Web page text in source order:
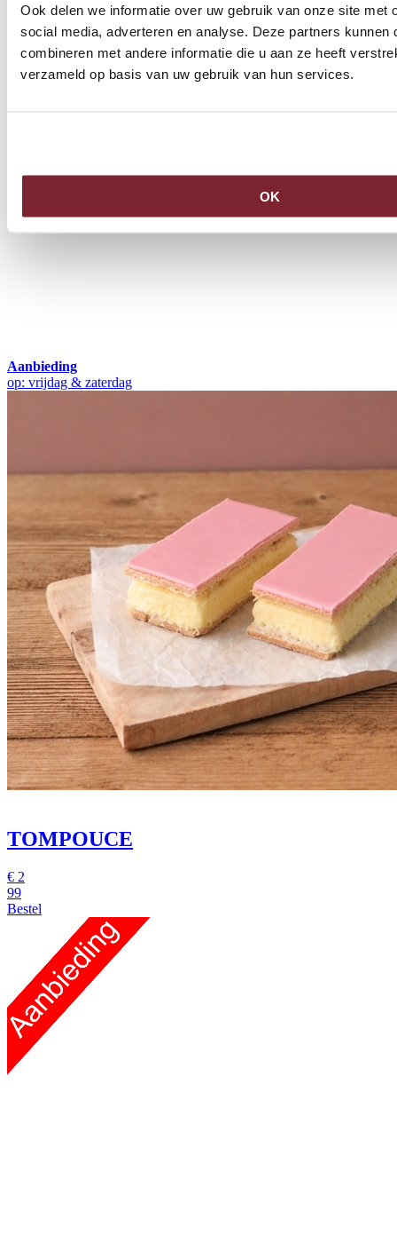
Ook delen we informatie over uw gebruik van onze site met
social media, adverteren en analyse. Deze partners kunnen
combineren met andere informatie die u aan ze heeft
verzameld op basis van uw gebruik van hun services.
OK
Aanbieding
op: vrijdag & zaterdag
TOMPOUCE
€ 2
99
Bestel